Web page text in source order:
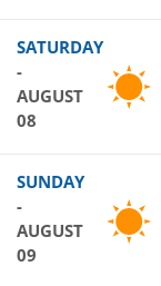
SATURDAY
-
AUGUST
08
SUNDAY
-
AUGUST
09